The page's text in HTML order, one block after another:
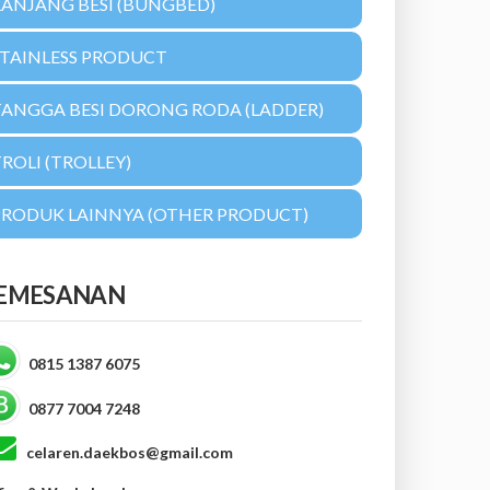
PRODUCT
BESI DORONG RODA (LADDER)
(TROLLEY)
LAINNYA (OTHER PRODUCT)
0815 1387 6075
0877 7004 7248
celaren.daekbos@gmail.com